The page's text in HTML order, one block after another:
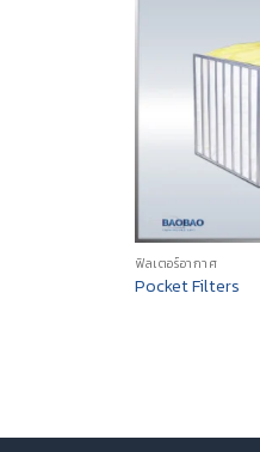
ฟิลเตอร์อากาศ
Pocket Filters